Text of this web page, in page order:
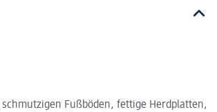
Fußböden, fettige Herdplatten,